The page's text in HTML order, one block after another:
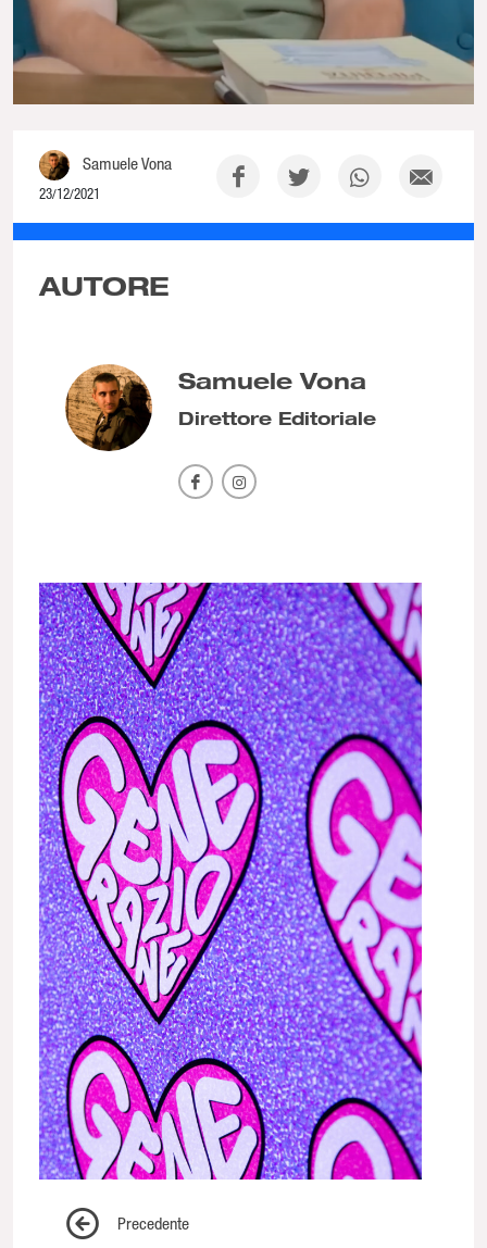
Samuele Vona
23/12/2021
NaN% Complete
AUTORE
Samuele Vona
Direttore Editoriale
Precedente